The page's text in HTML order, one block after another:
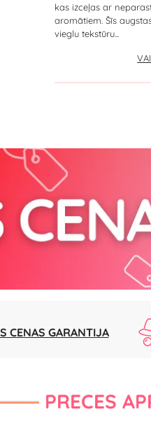
kas izceļas ar
aromātiem. Šīs
vieglu tekstūru...
CENAS GARANTIJA
PRECES